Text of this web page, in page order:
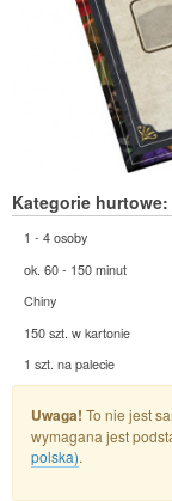
Kategorie hurtowe:
1 - 4 osoby
ok. 60 - 150 minut
Chiny
150 szt. w kartonie
1 szt. na palecie
Uwaga! To nie jest
wymagana jest
polska).